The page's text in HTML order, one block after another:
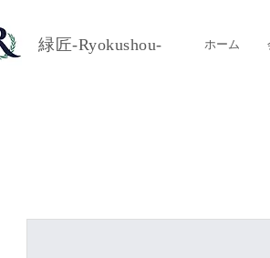
​緑匠-Ryokushou- ホーム